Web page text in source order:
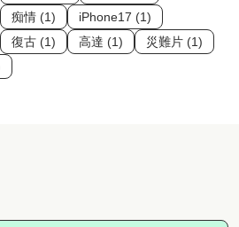
痴情 (1)
iPhone17 (1)
復古 (1) 高達 (1)
災難片 (1)